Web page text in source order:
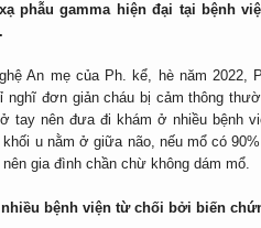
phẫu gamma hiện đại tại bệnh
An mẹ của Ph. kể, hè năm 2022,
nghĩ đơn giản cháu bị cảm thông
tay nên đưa đi khám ở nhiều bệnh
u nằm ở giữa não, nếu mổ có
gia đình chần chừ không dám mổ.
bệnh viện từ chối bởi biến